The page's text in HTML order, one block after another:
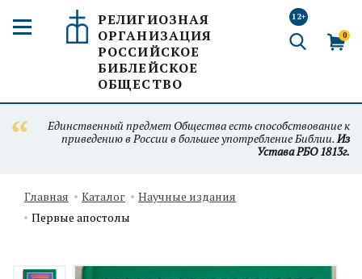
РЕЛИГИОЗНАЯ
ОРГАНИЗАЦИЯ
РОССИЙСКОЕ
БИБЛЕЙСКОЕ
ОБЩЕСТВО
12+
0
Единственный предмет Общества есть способствование к
приведению в России в большее употребление Библии.Из
Устава РБО 1813г.
Главная Каталог
Научные издания
Первые апостолы